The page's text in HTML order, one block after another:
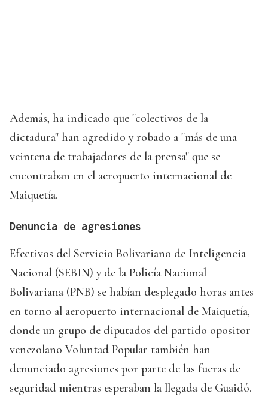
Además, ha indicado que "colectivos de la
dictadura" han agredido y robado a "más de una
veintena de trabajadores de la prensa" que se
encontraban en el aeropuerto internacional de
Maiquetía.
Denuncia de agresiones
Efectivos del Servicio Bolivariano de Inteligencia
Nacional (SEBIN) y de la Policía Nacional
Bolivariana (PNB) se habían desplegado horas antes
en torno al aeropuerto internacional de Maiquetía,
donde un grupo de diputados del partido opositor
venezolano Voluntad Popular también han
denunciado agresiones por parte de las fueras de
seguridad mientras esperaban la llegada de Guaidó.